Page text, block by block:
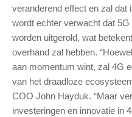
veranderend effect en zal dat
wordt echter verwacht dat
worden uitgerold, wat
overhand zal hebben.
aan momentum wint, zal 4G
van het draadloze
COO John Hayduk. “Maar
investeringen en innovatie in